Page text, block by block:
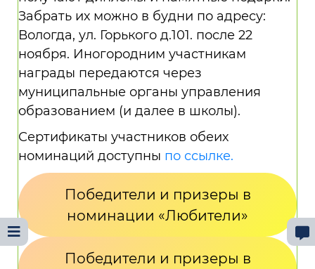
Забрать их можно в будни по адресу:
Вологда, ул. Горького д.101. после 22
ноября. Иногородним участникам
награды передаются через
муниципальные органы управления
образованием (и далее в школы).
Сертификаты участников обеих
номинаций доступны по ссылке.
Победители и призеры в
номинации «Любители»
Победители и призеры в